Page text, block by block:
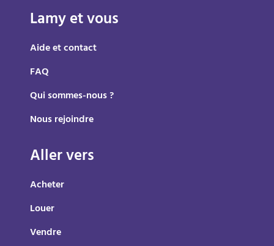
Lamy et vous
Aide et contact
FAQ
Qui sommes-nous ?
Nous rejoindre
Aller vers
Acheter
Louer
Vendre